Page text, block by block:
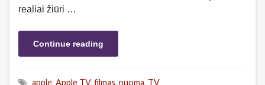
realiai žiūri …
Continue reading
apple, Apple TV, filmas, nuoma, TV